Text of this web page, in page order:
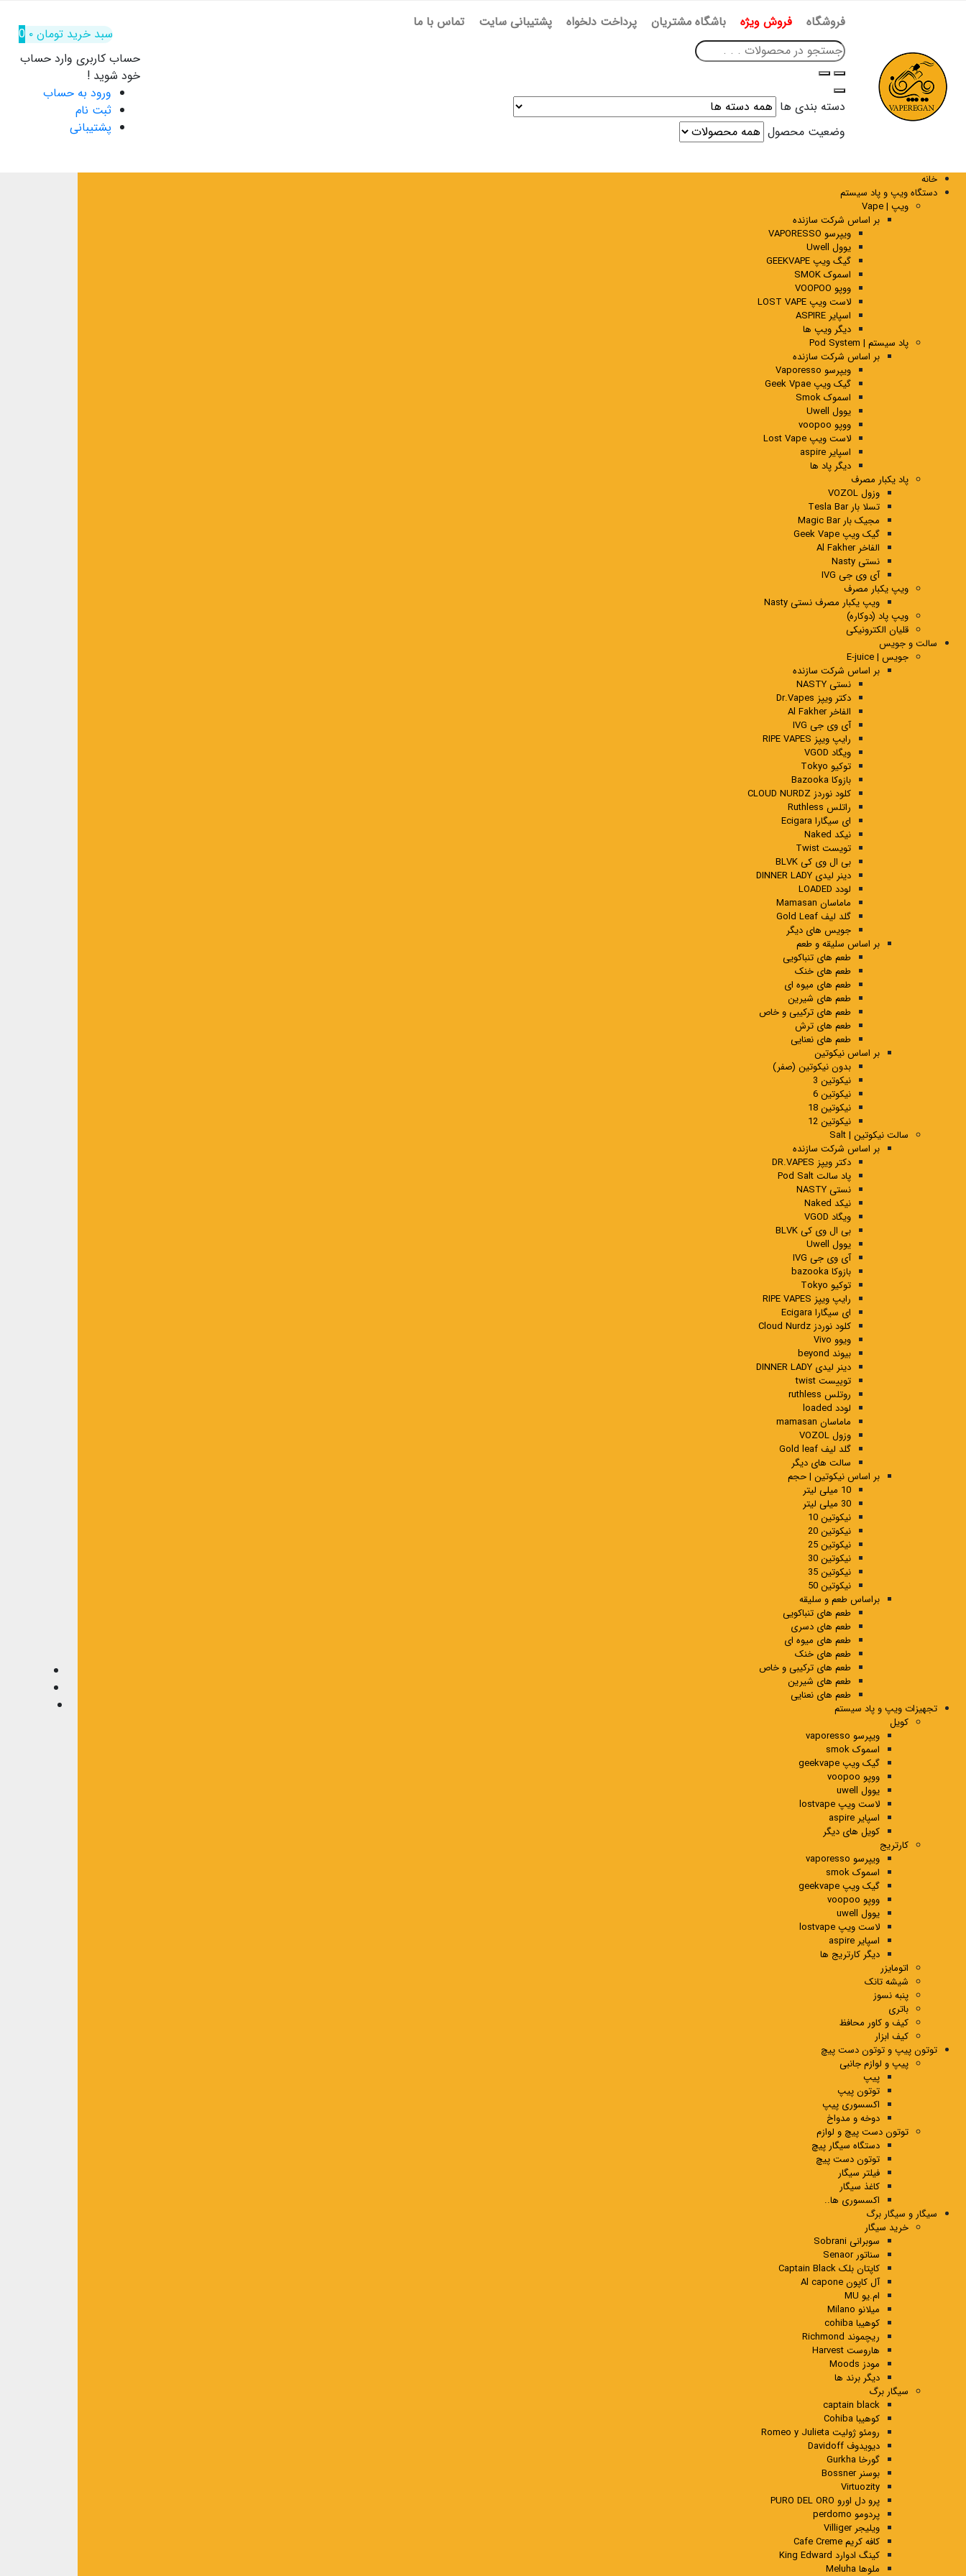
فروشگاه فروش ویژه باشگاه مشتریان پرداخت دلخواه پشتیبانی سایت تماس با ما
دسته بندی ها
وضعیت محصول
سبد خرید تومان۰
0
حساب کاربری وارد حساب
خود شوید !
ورود به حساب
ثبت نام
پشتیبانی
خانه
دستگاه ویپ و پاد سیستم
ویپ | Vape
بر اساس شرکت سازنده
ویپرسو VAPORESSO
یوول Uwell
گیگ ویپ GEEKVAPE
اسموک SMOK
ووپو VOOPOO
لاست ویپ LOST VAPE
اسپایر ASPIRE
دیگر ویپ ها
پاد سیستم | Pod System
بر اساس شرکت سازنده
ویپرسو Vaporesso
گیک ویپ Geek Vpae
اسموک Smok
یوول Uwell
ووپو voopoo
لاست ویپ Lost Vape
اسپایر aspire
دیگر پاد ها
پاد یکبار مصرف
وزول VOZOL
تسلا بار Tesla Bar
مجیک بار Magic Bar
گیک ویپ Geek Vape
الفاخر Al Fakher
نستی Nasty
آی وی جی IVG
ویپ یکبار مصرف
ویپ یکبار مصرف نستی Nasty
ویپ پاد (دوکاره)
قلیان الکترونیکی
سالت و جویس
جویس | E-juice
بر اساس شرکت سازنده
نستی NASTY
دکتر ویپز Dr.Vapes
الفاخر Al Fakher
آی وی جی IVG
رایپ ویپز RIPE VAPES
ویگاد VGOD
توکیو Tokyo
بازوکا Bazooka
کلود نوردز CLOUD NURDZ
راتلس Ruthless
ای سیگارا Ecigara
نیکد Naked
تویست Twist
بی ال وی کی BLVK
دینر لیدی DINNER LADY
لودد LOADED
ماماسان Mamasan
گلد لیف Gold Leaf
جویس های دیگر
بر اساس سلیقه و طعم
طعم های تنباکویی
طعم های خنک
طعم های میوه ای
طعم های شیرین
طعم های ترکیبی و خاص
طعم های ترش
طعم های نعنایی
بر اساس نیکوتین
بدون نیکوتین (صفر)
نیکوتین 3
نیکوتین 6
نیکوتین 18
نیکوتین 12
سالت نیکوتین | Salt
بر اساس شرکت سازنده
دکتر ویپز DR.VAPES
پاد سالت Pod Salt
نستی NASTY
نیکد Naked
ویگاد VGOD
بی ال وی کی BLVK
یوول Uwell
آی وی جی IVG
بازوکا bazooka
توکیو Tokyo
رایپ ویپز RIPE VAPES
ای سیگارا Ecigara
کلود نوردز Cloud Nurdz
ویوو Vivo
بیوند beyond
دینر لیدی DINNER LADY
توییست twist
روتلس ruthless
لودد loaded
ماماسان mamasan
وزول VOZOL
گلد لیف Gold leaf
سالت های دیگر
بر اساس نیکوتین | حجم
10 میلی لیتر
30 میلی لیتر
نیکوتین 10
نیکوتین 20
نیکوتین 25
نیکوتین 30
نیکوتین 35
نیکوتین 50
براساس طعم و سلیقه
طعم های تنباکویی
طعم های دسری
طعم های میوه ای
طعم های خنک
طعم های ترکیبی و خاص
طعم های شیرین
طعم های نعنایی
تجهیزات ویپ و پاد سیستم
کویل
ویپرسو vaporesso
اسموک smok
گیک ویپ geekvape
ووپو voopoo
یوول uwell
لاست ویپ lostvape
اسپایر aspire
کویل های دیگر
کارتریج
ویپرسو vaporesso
اسموک smok
گیک ویپ geekvape
ووپو voopoo
یوول uwell
لاست ویپ lostvape
اسپایر aspire
دیگر کارتریج ها
اتومایزر
شیشه تانک
پنبه نسوز
باتری
کیف و کاور محافظ
کیف ابزار
توتون پیپ و توتون دست پیچ
پیپ و لوازم جانبی
پیپ
توتون پیپ
اکسسوری پیپ
دوخه و مدواخ
توتون دست پیچ و لوازم
دستگاه سیگار پیچ
توتون دست پیچ
فیلتر سیگار
کاغذ سیگار
اکسسوری ها..
سیگار و سیگار برگ
خرید سیگار
سوبرانی Sobrani
سناتور Senaor
کاپتان بلک Captain Black
آل کاپون Al capone
ام.یو MU
میلانو Milano
کوهیبا cohiba
ریچموند Richmond
هاروست Harvest
مودز Moods
دیگر برند ها
سیگار برگ
captain black
کوهیبا Cohiba
رومئو ژولیت Romeo y Julieta
دیویدوف Davidoff
گورخا Gurkha
بوسنر Bossner
Virtuozity
پرو دل اورو PURO DEL ORO
پردومو perdomo
ویلیجر Villiger
کافه کریم Cafe Creme
کینگ ادوارد King Edward
ملوها Meluha